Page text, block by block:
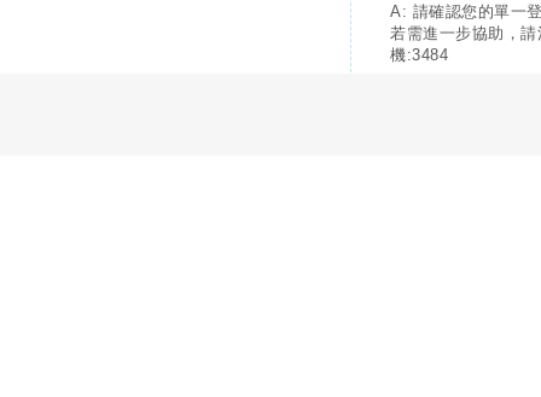
A: 請確認您的單一
若需進一步協助，
機:3484